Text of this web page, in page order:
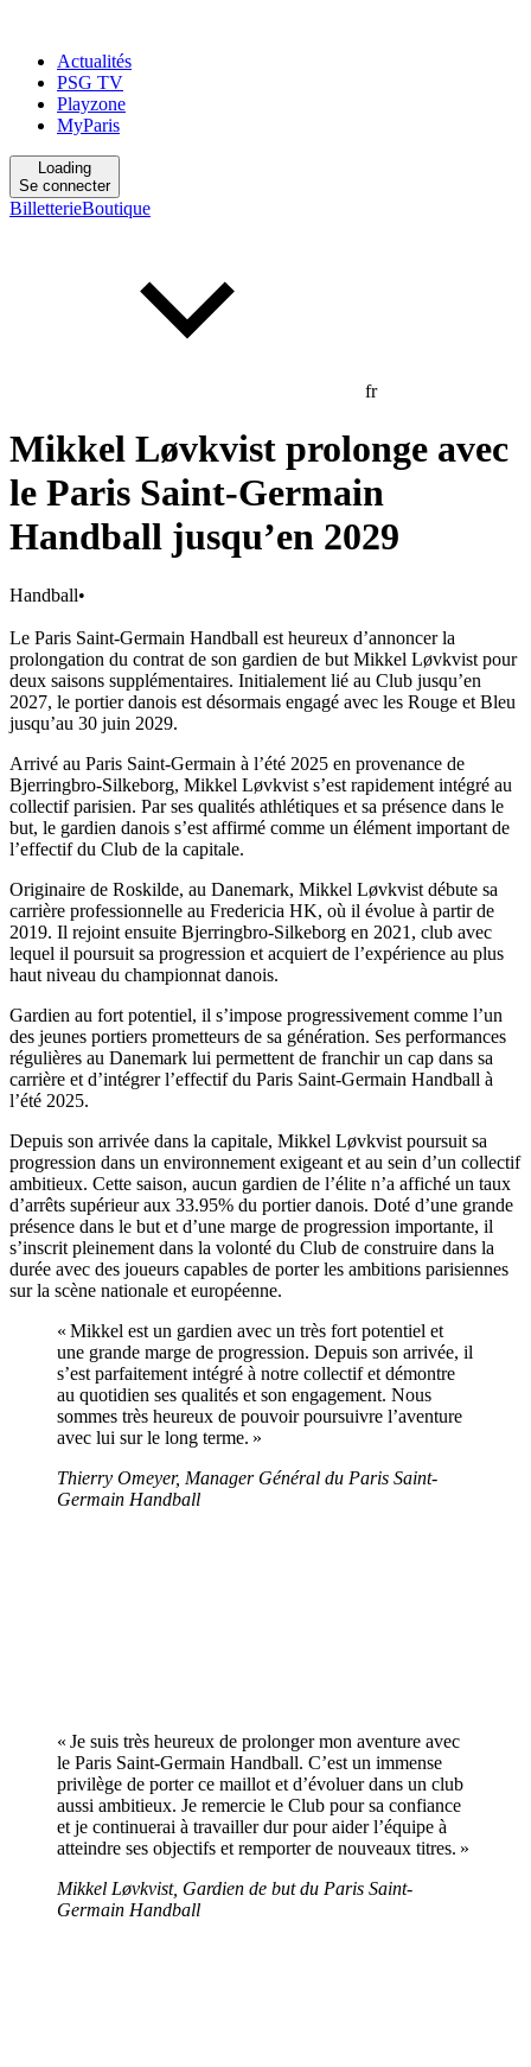
Actualités
PSG TV
Playzone
MyParis
Loading
Se connecter
BilletterieBoutique
fr
Mikkel Løvkvist prolonge avec
le Paris Saint-Germain
Handball jusqu’en 2029
Handball•
Le Paris Saint-Germain Handball est heureux d’annoncer la
prolongation du contrat de son gardien de but Mikkel Løvkvist pour
deux saisons supplémentaires. Initialement lié au Club jusqu’en
2027, le portier danois est désormais engagé avec les Rouge et Bleu
jusqu’au 30 juin 2029.
Arrivé au Paris Saint-Germain à l’été 2025 en provenance de
Bjerringbro-Silkeborg, Mikkel Løvkvist s’est rapidement intégré au
collectif parisien. Par ses qualités athlétiques et sa présence dans le
but, le gardien danois s’est affirmé comme un élément important de
l’effectif du Club de la capitale.
Originaire de Roskilde, au Danemark, Mikkel Løvkvist débute sa
carrière professionnelle au Fredericia HK, où il évolue à partir de
2019. Il rejoint ensuite Bjerringbro-Silkeborg en 2021, club avec
lequel il poursuit sa progression et acquiert de l’expérience au plus
haut niveau du championnat danois.
Gardien au fort potentiel, il s’impose progressivement comme l’un
des jeunes portiers prometteurs de sa génération. Ses performances
régulières au Danemark lui permettent de franchir un cap dans sa
carrière et d’intégrer l’effectif du Paris Saint-Germain Handball à
l’été 2025.
Depuis son arrivée dans la capitale, Mikkel Løvkvist poursuit sa
progression dans un environnement exigeant et au sein d’un collectif
ambitieux. Cette saison, aucun gardien de l’élite n’a affiché un taux
d’arrêts supérieur aux 33.95% du portier danois. Doté d’une grande
présence dans le but et d’une marge de progression importante, il
s’inscrit pleinement dans la volonté du Club de construire dans la
durée avec des joueurs capables de porter les ambitions parisiennes
sur la scène nationale et européenne.
« Mikkel est un gardien avec un très fort potentiel et
une grande marge de progression. Depuis son arrivée, il
s’est parfaitement intégré à notre collectif et démontre
au quotidien ses qualités et son engagement. Nous
sommes très heureux de pouvoir poursuivre l’aventure
avec lui sur le long terme. »
Thierry Omeyer, Manager Général du Paris Saint-
Germain Handball
« Je suis très heureux de prolonger mon aventure avec
le Paris Saint-Germain Handball. C’est un immense
privilège de porter ce maillot et d’évoluer dans un club
aussi ambitieux. Je remercie le Club pour sa confiance
et je continuerai à travailler dur pour aider l’équipe à
atteindre ses objectifs et remporter de nouveaux titres. »
Mikkel Løvkvist, Gardien de but du Paris Saint-
Germain Handball